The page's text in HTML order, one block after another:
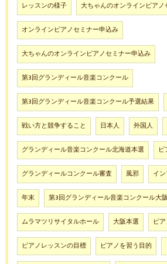
レッスンの様子 大ちゃんのオンラインピアノ
オンラインピアノセミナー申込み
大ちゃんのオンラインピアノセミナー申込み
第3回グランディール音楽コンクール
第3回グランディール音楽コンクール予選結果
戦い方と競争すること 日本人 外国人
グランディール音楽コンクール北海道本選
グランディールコンクール審査 風邪 イ
年末 第3回グランディール音楽コンクール大
ムラマツリサイタルホール 大阪本選 ピ
ピアノレッスンの目標 ピアノを習う目的